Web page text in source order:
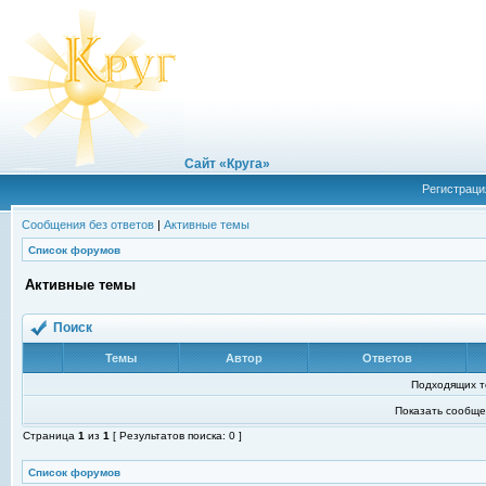
Сайт «Круга»
Сообщения без ответов | Активные темы
Список форумов
Активные темы
Поиск
Темы Автор Ответов
Подходящих
Показать
Страница 1 из 1 [ Результатов поиска: 0 ]
Список форумов